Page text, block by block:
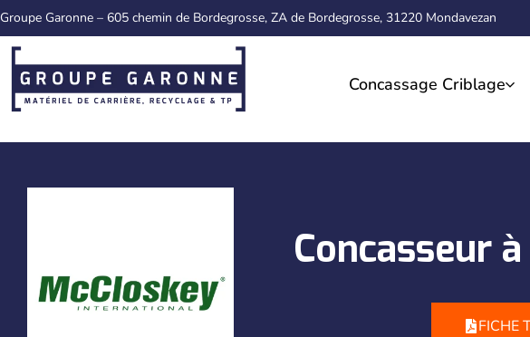
Groupe Garonne – 605 chemin de Bordegrosse, ZA de Bordegrosse, 31220 Mondavezan
Concassage Criblage
Concasseur
FICHE